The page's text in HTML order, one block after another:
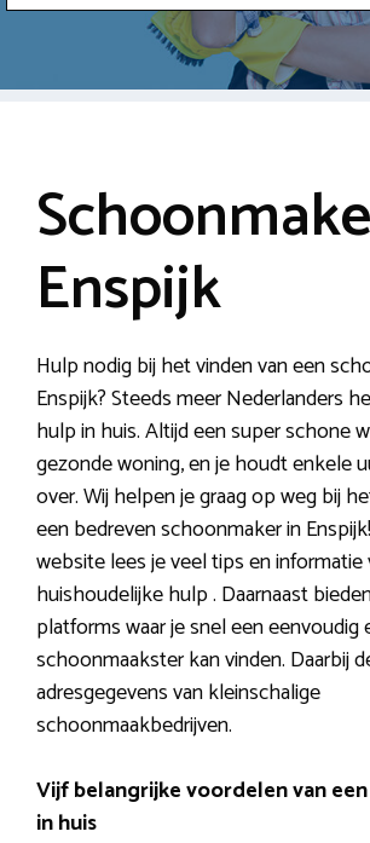
Enspijk
Hulp nodig bij het vinden van een
Enspijk? Steeds meer Nederlanders
hulp in huis. Altijd een super schone
gezonde woning, en je houdt enkele
over. Wij helpen je graag op weg bij
een bedreven schoonmaker in
website lees je veel tips en
huishoudelijke hulp . Daarnaast
platforms waar je snel een eenvoudig
schoonmaakster kan vinden. Daarbij
adresgegevens van kleinschalige
schoonmaakbedrijven.
Vijf belangrijke voordelen van
in huis